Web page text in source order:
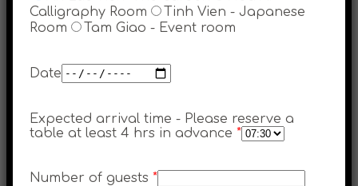
Calligraphy Room
Tinh Vien - Japanese
Room
Tam Giao - Event room
Date
Expected arrival time - Please reserve a
table at least 4 hrs in advance *
Number of guests *